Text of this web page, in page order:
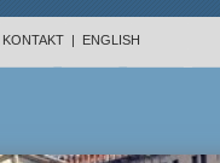
KONTAKT | ENGLISH